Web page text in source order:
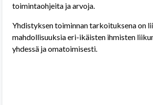
toimintaohjeita ja arvoja.
Yhdistyksen toiminnan tarkoituksena on
mahdollisuuksia eri-ikäisten ihmisten
yhdessä ja omatoimisesti.